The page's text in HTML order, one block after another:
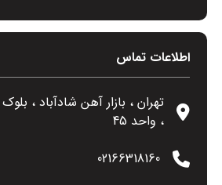
اطلاعات تماس
، واحد 45
02166318160